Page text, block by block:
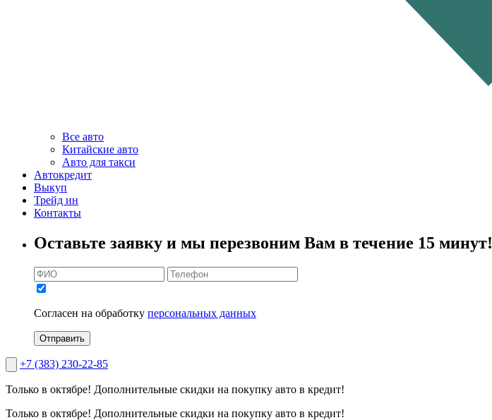
Все авто
Китайские авто
Авто для такси
Автокредит
Выкуп
Трейд ин
Контакты
Оставьте заявку и мы перезвоним Вам в течение 15 минут!
Согласен на обработку персональных данных
Отправить
+7 (383) 230-22-85
Только в октябре! Дополнительные скидки на покупку авто в кредит!
Только в октябре! Дополнительные скидки на покупку авто в кредит!